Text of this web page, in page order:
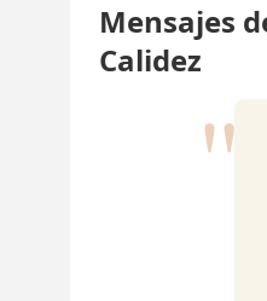
Mensajes
Calidez
"